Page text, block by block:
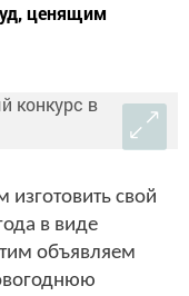
ценящим
свой
в виде
объявляем